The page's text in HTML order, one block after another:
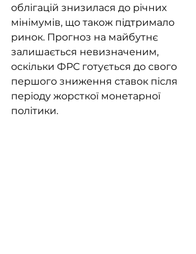
облігацій знизилася до річних
мінімумів, що також підтримало
ринок. Прогноз на майбутнє
залишається невизначеним,
оскільки ФРС готується до свого
першого зниження ставок після
періоду жорсткої монетарної
політики.